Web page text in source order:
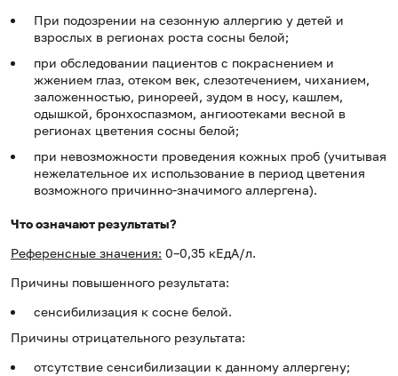
При подозрении на сезонную аллергию у детей и
взрослых в регионах роста сосны белой;
при обследовании пациентов с покраснением и
жжением глаз, отеком век, слезотечением, чиханием,
заложенностью, ринореей, зудом в носу, кашлем,
одышкой, бронхоспазмом, ангиоотеками весной в
регионах цветения сосны белой;
при невозможности проведения кожных проб (учитывая
нежелательное их использование в период цветения
возможного причинно-значимого аллергена).
Что означают результаты?
Референсные значения: 0–0,35 кЕдА/л.
Причины повышенного результата:
сенсибилизация к сосне белой.
Причины отрицательного результата:
отсутствие сенсибилизации к данному аллергену;